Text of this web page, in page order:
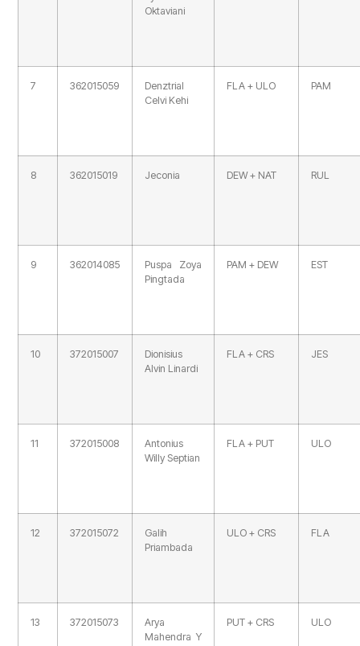
Oktaviani
7 362015059
Denztrial
Celvi Kehi
FLA + ULO PAM
8 362015019 Jeconia DEW + NAT RUL
9 362014085
Puspa Zoya
Pingtada
PAM + DEW EST
10 372015007
Dionisius
Alvin Linardi
FLA + CRS JES
11 372015008
Antonius
Willy Septian
FLA + PUT ULO
12 372015072
Galih
Priambada
ULO + CRS FLA
13 372015073
Arya
Mahendra Y
PUT + CRS ULO